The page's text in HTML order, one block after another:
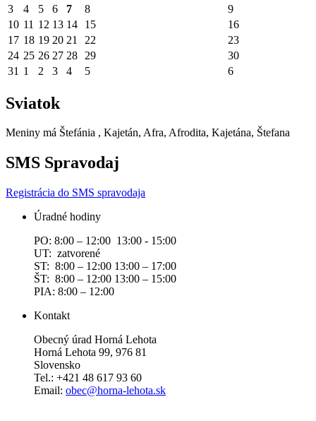
3 4 5 6 7 8
9
10 11 12 13 14 15
16
17 18 19 20 21 22
23
24 25 26 27 28 29
30
31 1 2 3 4 5 6
Sviatok
Meniny má Štefánia , Kajetán, Afra, Afrodita, Kajetána, Štefana
SMS Spravodaj
Registrácia do SMS spravodaja
Úradné hodiny
PO: 8:00 – 12:00 13:00 - 15:00
UT: zatvorené
ST: 8:00 – 12:00 13:00 – 17:00
ŠT: 8:00 – 12:00 13:00 – 15:00
PIA: 8:00 – 12:00
Kontakt
Obecný úrad Horná Lehota
Horná Lehota 99, 976 81
Slovensko
Tel.: +421 48 617 93 60
Email: obec@horna-lehota.sk